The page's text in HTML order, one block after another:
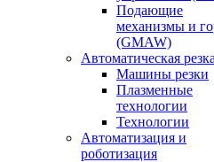
Подающие
механизмы и
(GMAW)
Автоматическая резка
Машины резки
Плазменные
технологии
Технологии
Автоматизация и
роботизация